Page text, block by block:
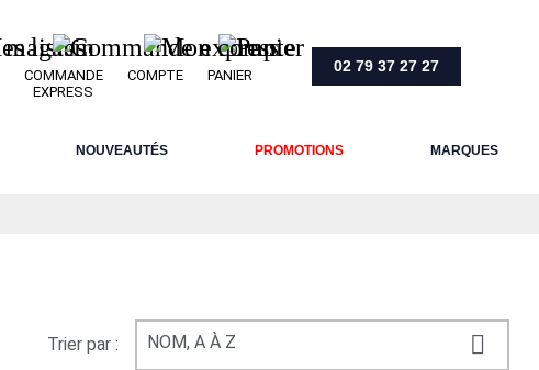
COMMANDE
EXPRESS
COMPTE PANIER
02 79 37 27 27
NOUVEAUTÉS PROMOTIONS MARQUES
Trier par : NOM, A À Z 